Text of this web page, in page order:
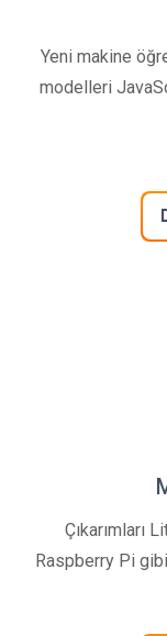
Yeni makine
modelleri
Çıkarımları
Raspberry Pi